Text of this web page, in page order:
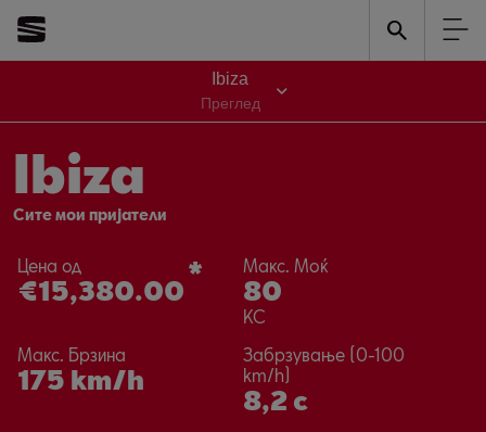
Ibiza
Преглед
Години гаранција*
Ibiza
Сите мои пријатели
Цена од
€15,380.00
* Макс. Моќ
80
КС
Макс. Брзина
175 km/h
Забрзување (0-100
km/h)
8,2 с